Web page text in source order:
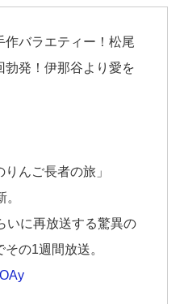
作バラエティー！松尾
勃発！伊那谷より愛を
りんご長者の旅」
いに再放送する驚異の
の1週間放送。